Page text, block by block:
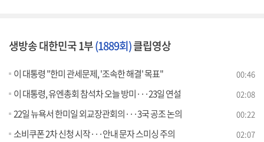
생방송 대한민국 1부(1889회)클립영상
이 대통령 "한미 관세문제, '조속한 해결' 목표" 00:46
이 대통령, 유엔총회 참석차 오늘 방미···23일 연설 02:08
22일 뉴욕서 한미일 외교장관회의···3국 공조 논의 00:22
소비쿠폰 2차 신청 시작···안내 문자 스미싱 주의 02:07